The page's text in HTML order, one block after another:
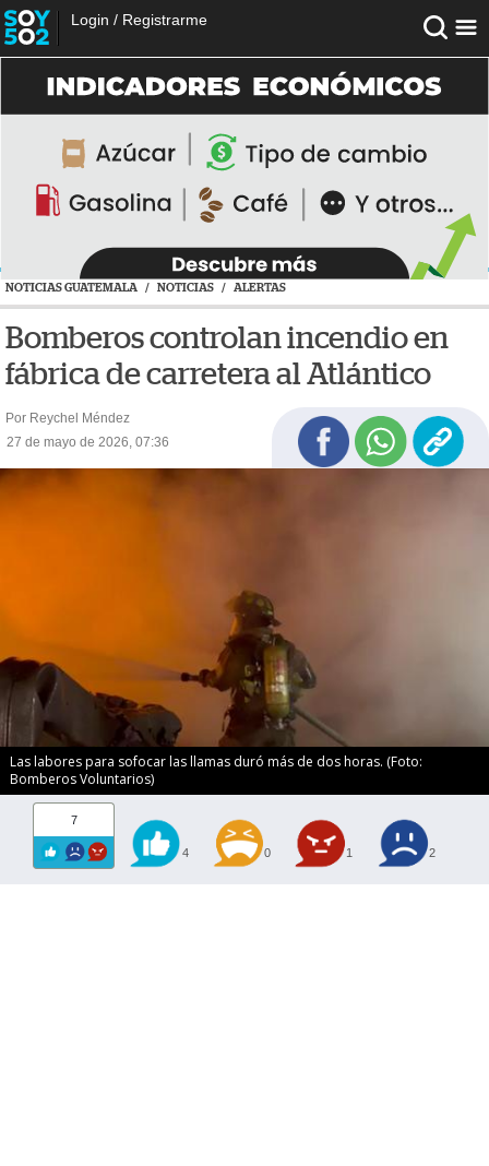
Login / Registrarme
NOTICIAS GUATEMALA / NOTICIAS / ALERTAS
Bomberos controlan incendio en
fábrica de carretera al Atlántico
Por Reychel Méndez
27 de mayo de 2026, 07:36
Las labores para sofocar las llamas duró más de dos horas. (Foto:
Bomberos Voluntarios)
7
4 0 1 2